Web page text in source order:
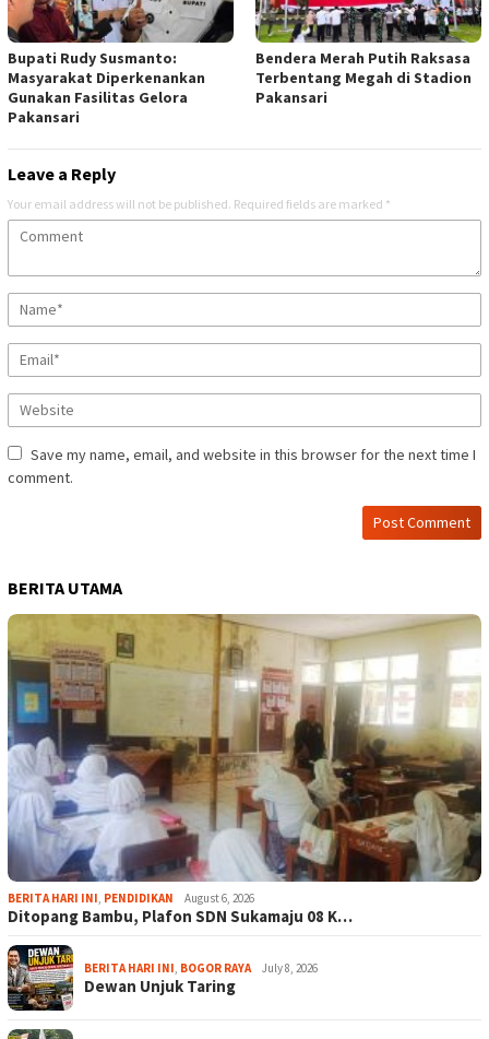
Bupati Rudy Susmanto:
Masyarakat Diperkenankan
Gunakan Fasilitas Gelora
Pakansari
Bendera Merah Putih Raksasa
Terbentang Megah di Stadion
Pakansari
Leave a Reply
Your email address will not be published. Required fields are marked *
Save my name, email, and website in this browser for the next time I
comment.
BERITA UTAMA
BERITA HARI INI, PENDIDIKAN August 6, 2026
Ditopang Bambu, Plafon SDN Sukamaju 08 K…
BERITA HARI INI, BOGOR RAYA July 8, 2026
Dewan Unjuk Taring